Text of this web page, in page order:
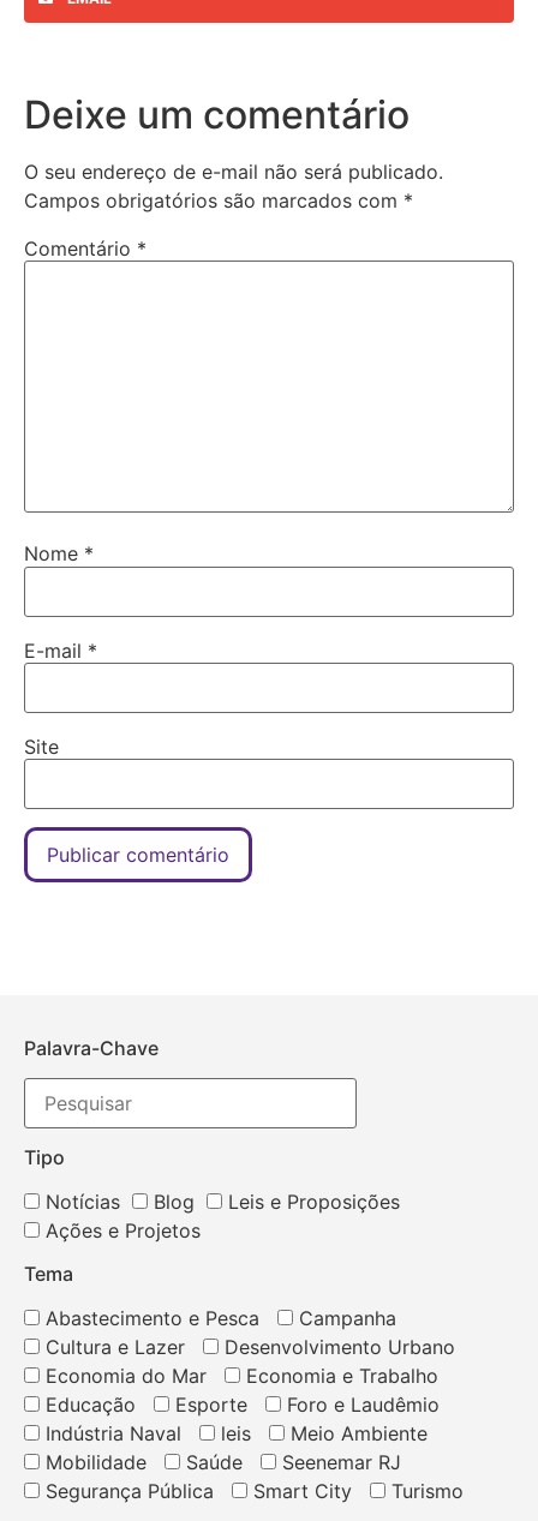
Deixe um comentário
O seu endereço de e-mail não será publicado.
Campos obrigatórios são marcados com *
Comentário *
Nome *
E-mail *
Site
Palavra-Chave
Tipo
Notícias
Blog
Leis e Proposições
Ações e Projetos
Tema
Abastecimento e Pesca
Campanha
Cultura e Lazer
Desenvolvimento Urbano
Economia do Mar
Economia e Trabalho
Educação
Esporte
Foro e Laudêmio
Indústria Naval
leis
Meio Ambiente
Mobilidade
Saúde
Seenemar RJ
Segurança Pública
Smart City
Turismo